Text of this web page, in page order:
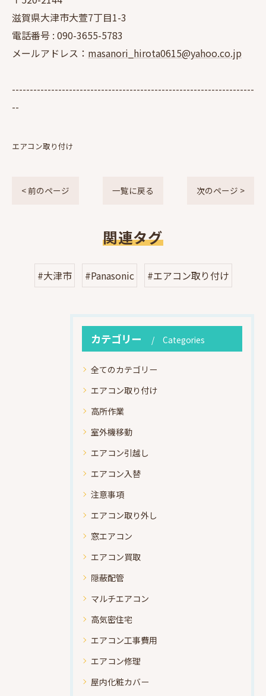
滋賀県大津市大萱7丁目1-3
電話番号 : 090-3655-5783
メールアドレス： masanori_hirota0615@yahoo.co.jp
--------------------------------------------------------------------
--
エアコン取り付け
< 前のページ 一覧に戻る 次のページ >
関連タグ
#大津市 #Panasonic #エアコン取り付け
カテゴリー Categories
全てのカテゴリー
エアコン取り付け
高所作業
室外機移動
エアコン引越し
エアコン入替
注意事項
エアコン取り外し
窓エアコン
エアコン買取
隠蔽配管
マルチエアコン
高気密住宅
エアコン工事費用
エアコン修理
屋内化粧カバー